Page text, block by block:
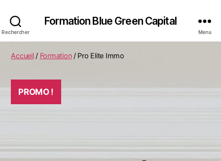
Rechercher
Formation Blue Green Capital
Menu
Accueil/ Formation/ Pro Elite Immo
PROMO !